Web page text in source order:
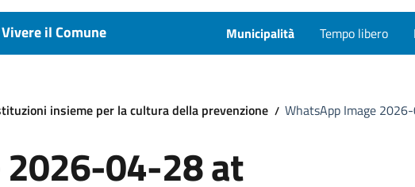
Vivere il Comune Municipalità Tempo libero
insieme per la cultura della prevenzione WhatsApp Image
2026-04-28 at